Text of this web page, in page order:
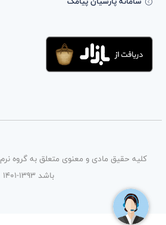
کلیه حقیق مادی و معنوی متعلق به گروه نرم
باشد 1393-1401